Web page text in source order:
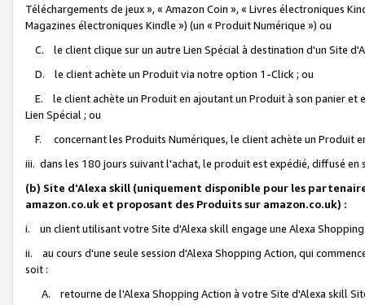
Téléchargements de jeux », « Amazon Coin », « Livres électroniques
Magazines électroniques Kindle ») (un « Produit Numérique ») ou
C. le client clique sur un autre Lien Spécial à destination d'un Site
D. le client achète un Produit via notre option 1-Click ; ou
E. le client achète un Produit en ajoutant un Produit à son panier et
Lien Spécial ; ou
F. concernant les Produits Numériques, le client achète un Produit
iii. dans les 180 jours suivant l'achat, le produit est expédié, diffusé
(b) Site d'Alexa skill (uniquement disponible pour les
amazon.co.uk et proposant des Produits sur amazon.co.uk) :
i. un client utilisant votre Site d'Alexa skill engage une Alexa
ii. au cours d'une seule session d'Alexa Shopping Action, qui
soit :
A. retourne de l'Alexa Shopping Action à votre Site d'Alexa skill